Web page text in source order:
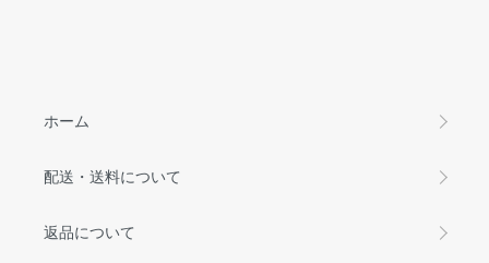
ホーム
配送・送料について
返品について